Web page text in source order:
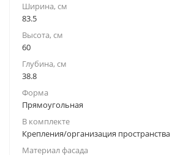
Ширина, см
83.5
Высота, см
60
Глубина, см
38.8
Форма
Прямоугольная
В комплекте
Крепления/организация пространства
Материал фасада